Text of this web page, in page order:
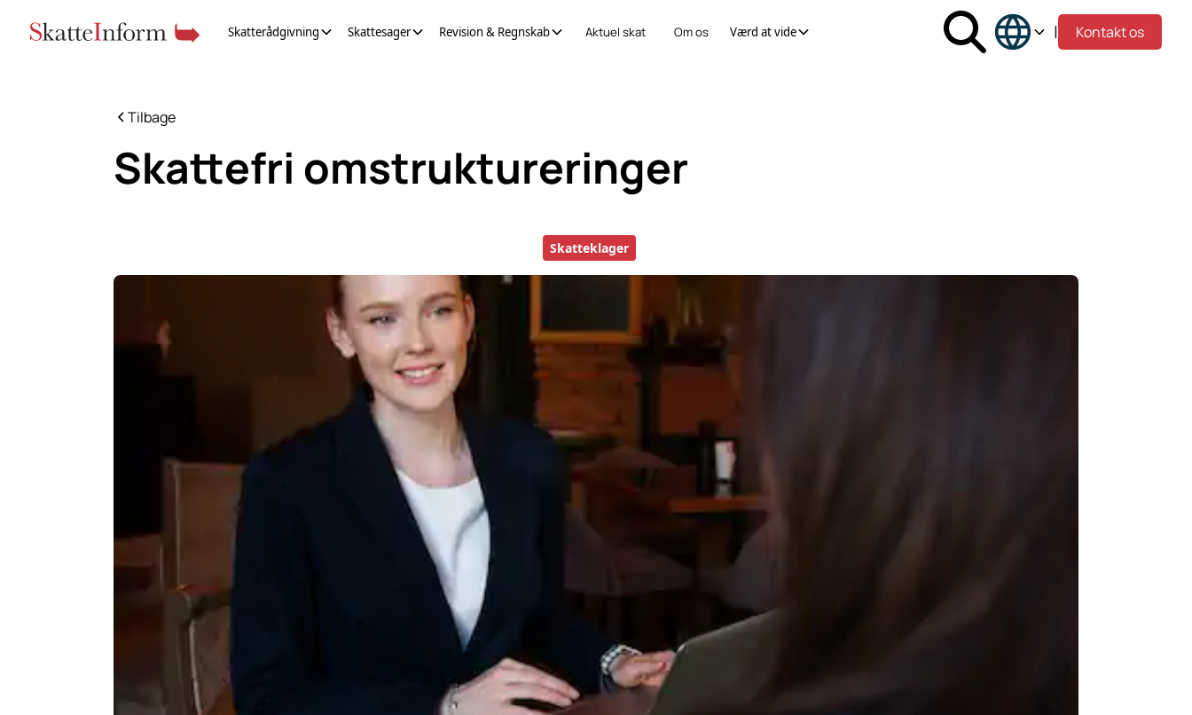
Skatterådgivning Skattesager Revision & Regnskab Aktuel skat Om os Værd at vide | Kontakt os
Tilbage
Skattefri omstruktureringer
Skatteklager